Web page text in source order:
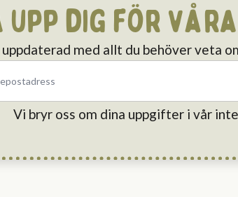
upp dig för
med allt du behöver veta
Vi bryr oss om dina uppgifter i vår